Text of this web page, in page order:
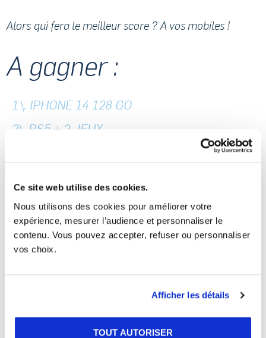
Ce site web utilise des cookies.
Nous utilisons des cookies pour améliorer votre
expérience, mesurer l’audience et personnaliser le
contenu. Vous pouvez accepter, refuser ou personnaliser
vos choix.
Afficher les détails
TOUT AUTORISER
Alors qui fera le meilleur score ? A vos mobiles !
A gagner :
1\. IPHONE 14 128 GO
2\. PS5 + 2 JEUX
5\. COFFRET ULTIMATE 4D
6\. FLYBOX SENSATION +
7\. FLYBOX DÉCOUVERTE
8\. BAPTEME DÉCOUVERTE
10\. CASQUETTE